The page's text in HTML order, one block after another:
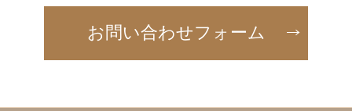
お問い合わせフォーム